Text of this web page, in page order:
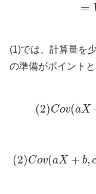
=
(1)では、計算量を
の準備がポイントと
(2)Cov(aX
(2)Cov(aX + b,